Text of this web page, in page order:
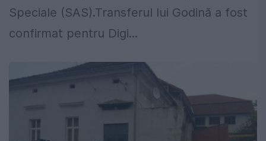
Speciale (SAS).Transferul lui Godină a fost
confirmat pentru Digi...